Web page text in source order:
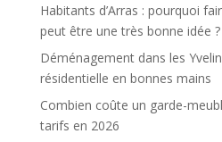
Habitants d’Arras : pourquoi
peut être une très bonne idée ?
Déménagement dans les
résidentielle en bonnes mains
Combien coûte un garde-
tarifs en 2026